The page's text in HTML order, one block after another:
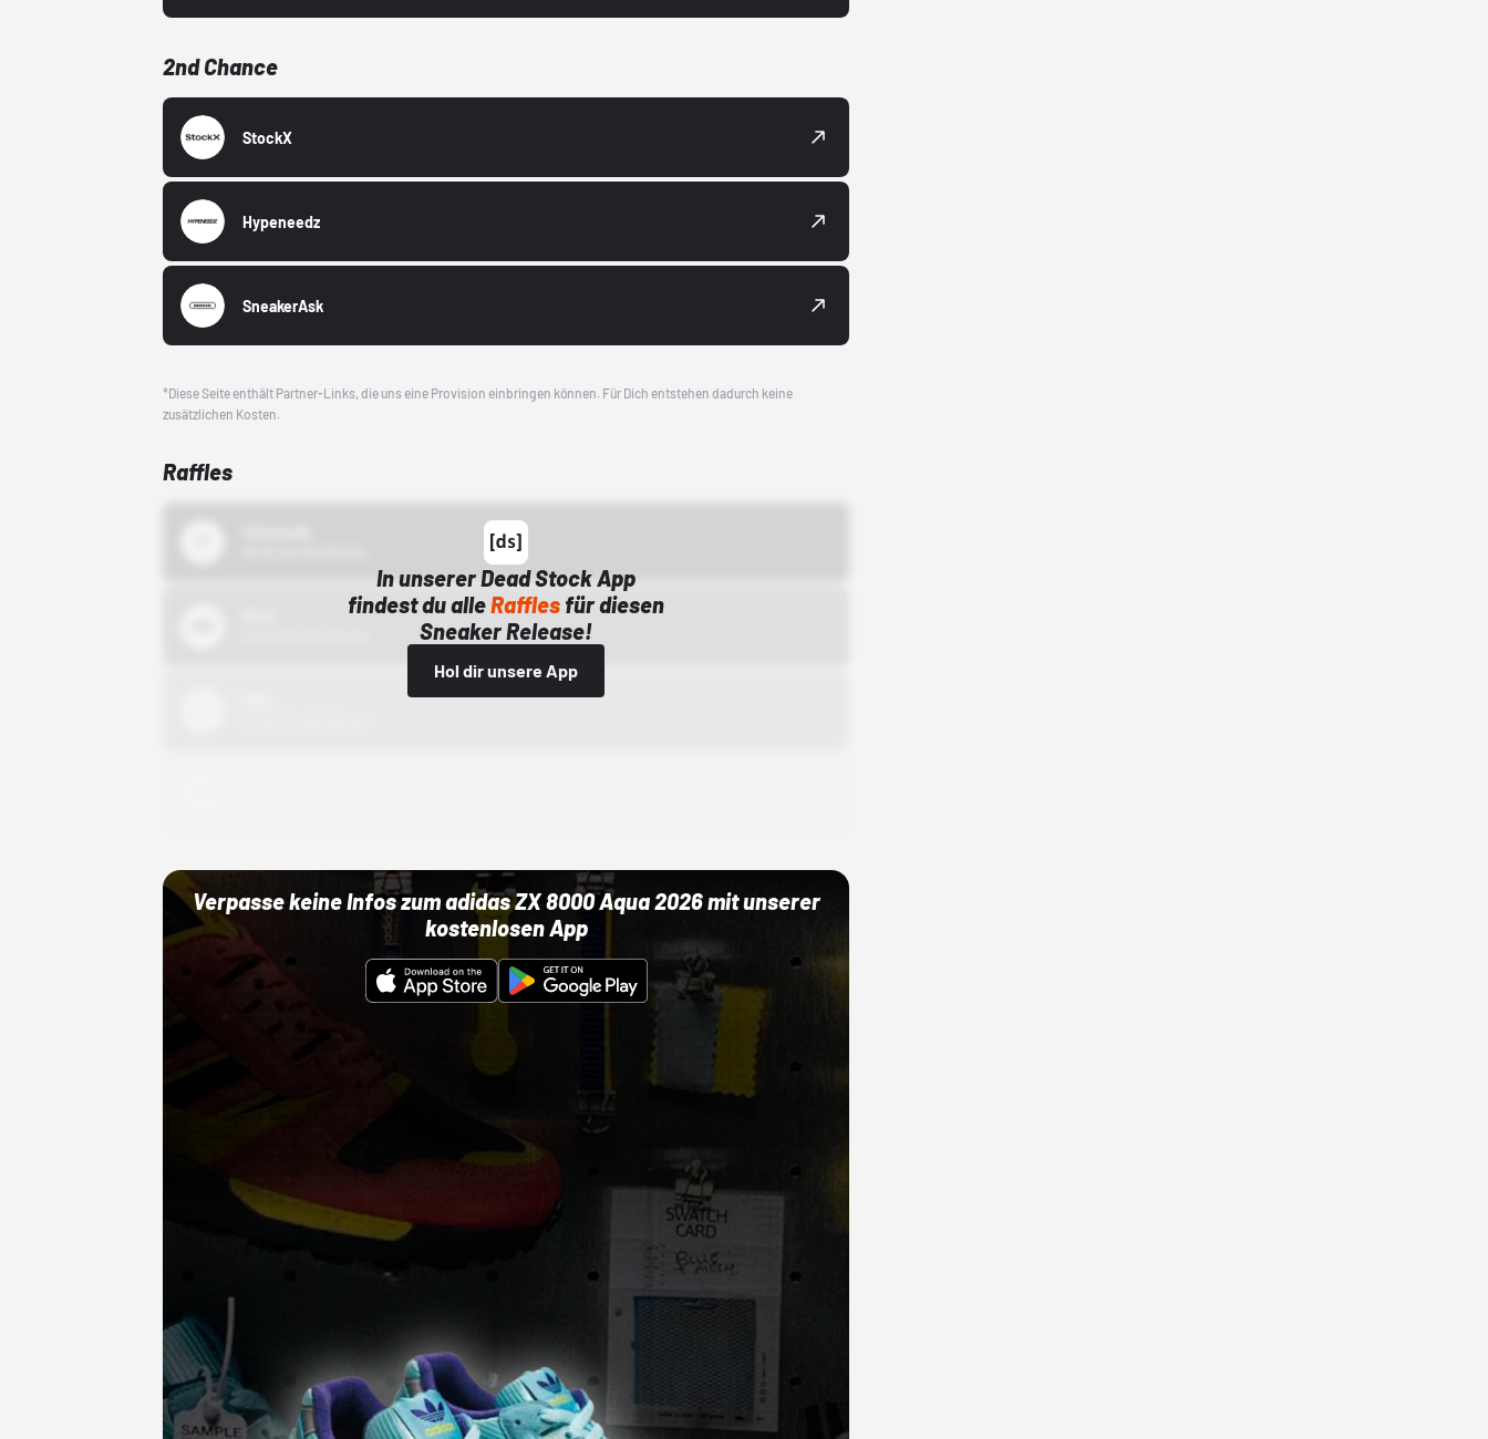
2nd Chance
StockX
Hypeneedz
SneakerAsk
*Diese Seite enthält Partner-Links, die uns eine Provision einbringen können. Für Dich entstehen dadurch keine
zusätzlichen Kosten.
Raffles
In unserer Dead Stock App
findest du alleRaffles für diesen
Sneaker Release!
Hol dir unsere App
Verpasse keine Infos zum adidas ZX 8000 Aqua 2026 mit unserer
kostenlosen App